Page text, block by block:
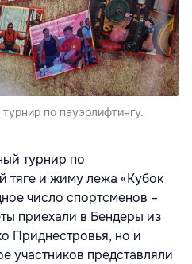
по пауэрлифтингу.
турнир по
тяге и жиму лежа «Кубок
число спортсменов –
приехали в Бендеры из
Приднестровья, но и
участников представляли